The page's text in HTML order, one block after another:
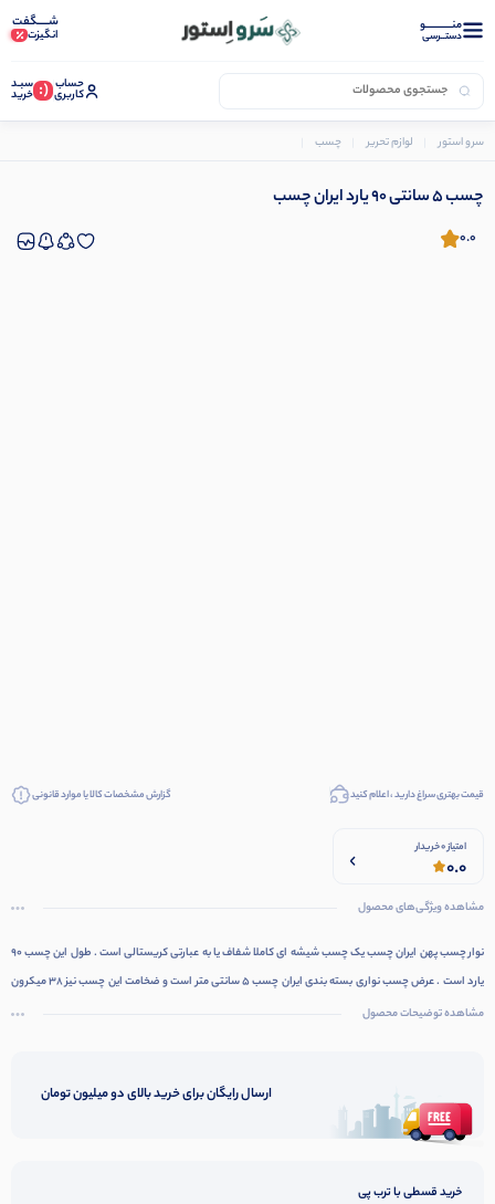
منــــــــــــو
دستــرسی
شـــــگفت
انگیزت
حساب
کاربری (: سبـد
خرید
سرو استور لوازم تحریر چسب
چسب 5 سانتی 90 یارد ایران چسب
0.0
قیمت بهتری سراغ دارید ، اعلام کنید گزارش مشخصات کالا یا موارد قانونی
امتیاز 0 خریدار
0.0
مشاهده ویژگی‌های محصول
نوار چسب پهن ایران چسب یک چسب شیشه ای کاملا شفاف یا به عبارتی کریستالی است . طول این چسب ۹۰
یارد است . عرض چسب نواری بسته بندی ایران چسب ۵ سانتی متر است و ضخامت این چسب نیز ۳۸ میکرون
می باشد .
مشاهده توضیحات محصول
ارسال رایگان برای خرید بالای دو میلیون تومان
خرید قسطی با ترب پی